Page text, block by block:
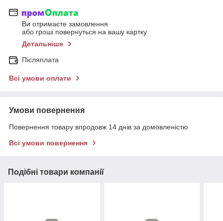
Ви отримаєте замовлення
або гроші повернуться на вашу картку
Детальніше
Післяплата
Всі умови оплати
Умови повернення
Повернення товару впродовж 14 днів за домовленістю
Всі умови повернення
Подібні товари компанії